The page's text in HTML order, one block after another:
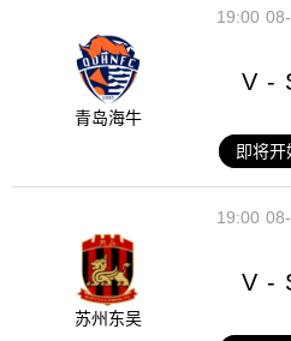
19:00
青岛海牛
V -
即将开
19:00
苏州东吴
V -